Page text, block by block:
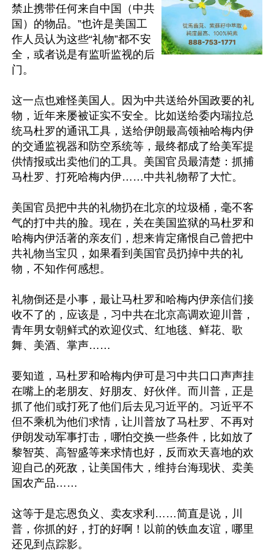
禁止携带任何来自中国（中共
国）的物品。”也许是美国工
作人员认为这些“礼物”都不安
全，或者说是有监听监视的后
门。
这一点也难怪美国人。因为中共送给外国政要的礼
物，近年来屡被证实不安全。比如送给委内瑞拉总
统马杜罗的通讯工具，送给伊朗最高领袖哈梅内伊
的交通监视器和防空系统等，最终都成了给美军提
供情报或出卖他们的工具。美国官员最清楚：抓捕
马杜罗、打死哈梅内伊……中共礼物帮了大忙。
美国官员把中共的礼物扔在北京的垃圾桶，毫不客
气的打中共的脸。现在，关在美国监狱的马杜罗和
哈梅内伊活著的亲友们，想来肯定痛恨自己曾把中
共礼物当宝贝，如果看到美国官员扔掉中共的礼
物，不知作何感想。
礼物倒还是小事，最让马杜罗和哈梅内伊亲信们接
收不了的，应该是，习中共在北京高调欢迎川普，
青年男女朝鲜式的欢迎仪式、红地毯、鲜花、歌
舞、美酒、掌声……
要知道，马杜罗和哈梅内伊可是习中共口口声声挂
在嘴上的老朋友、好朋友、好伙伴。而川普，正是
抓了他们或打死了他们后去见习近平的。习近平不
但不乘机为他们求情，让川普放了马杜罗、不再对
伊朗发动军事打击，哪怕交换一些条件，比如放了
黎智英、高智盛等来求情也好，反而欢天喜地的欢
迎自己的死敌，让美国伟大，维持台海现状、卖美
国农产品……
这等于是忘恩负义、卖友求利……简直是说，川
普，你抓的好，打的好啊！以前的铁血友谊，哪里
还见到点踪影。